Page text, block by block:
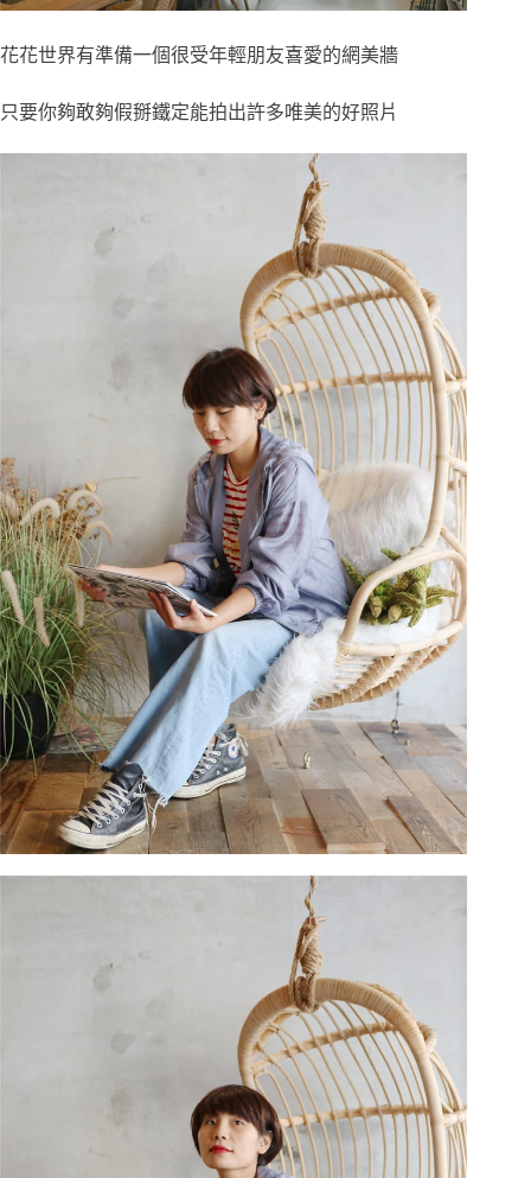
花花世界有準備一個很受年輕朋友喜愛的網美牆
只要你夠敢夠假掰鐵定能拍出許多唯美的好照片